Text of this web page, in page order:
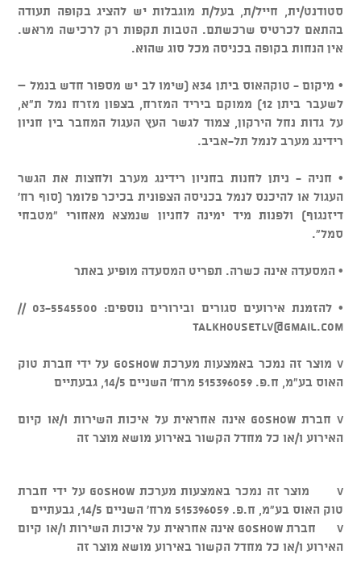
סטודנט/ית, חייל/ת, בעל/ת מוגבלות יש להציג בקופה תעודה
בהתאם לכרטיס שרכשתם. הטבות תקפות רק לרכישה מראש.
אין הנחות בקופה בכניסה מכל סוג שהוא.
• מיקום - טוקהאוס ביתן 34א (שימו לב יש מספור חדש בנמל –
לשעבר ביתן 12) ממוקם ביריד המזרח, בצפון מזרח נמל ת"א,
על גדות נחל הירקון, צמוד לגשר העץ העגול המחבר בין חניון
רידינג מערב לנמל תל-אביב.
• חניה - ניתן לחנות בחניון רידינג מערב ולחצות את הגשר
העגול או להיכנס לנמל בכניסה הצפונית בכיכר פלומר (סוף רח'
דיזנגוף) ולפנות מיד ימינה לחניון שנמצא מאחורי "מטבחי
סמל".
• המסעדה אינה כשרה. תפריט המסעדה מופיע באתר
• להזמנת אירועים סגורים ובירורים נוספים: 03-5545500 //
talkhousetlv@gmail.com
v מוצר זה נמכר באמצעות מערכת GOSHOW על ידי חברת טוק
האוס בע"מ, ח.פ. 515396059 מרח' השניים 14/5, גבעתיים
v חברת GOSHOW אינה אחראית על איכות השירות ו/או קיום
האירוע ו/או כל מחדל הקשור באירוע מושא מוצר זה
v מוצר זה נמכר באמצעות מערכת GOSHOW על ידי חברת
טוק האוס בע"מ, ח.פ. 515396059 מרח' השניים 14/5, גבעתיים
v חברת GOSHOW אינה אחראית על איכות השירות ו/או קיום
האירוע ו/או כל מחדל הקשור באירוע מושא מוצר זה